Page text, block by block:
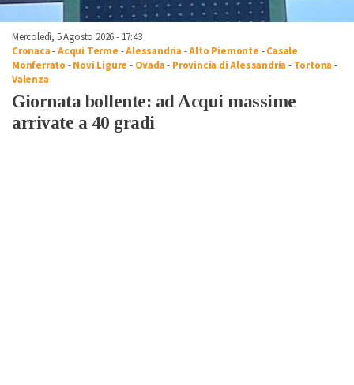
Mercoledì, 5 Agosto 2026 - 17:43
Cronaca-Acqui Terme -Alessandria -Alto Piemonte -Casale
Monferrato -Novi Ligure - Ovada- Provincia di Alessandria - Tortona -
Valenza
Giornata bollente: ad Acqui massime
arrivate a 40 gradi